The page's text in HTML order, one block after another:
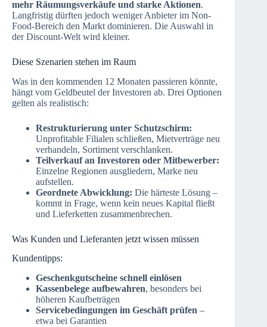
mehr Räumungsverkäufe und starke Aktionen.
Langfristig dürften jedoch weniger Anbieter im Non-
Food-Bereich den Markt dominieren. Die Auswahl in
der Discount-Welt wird kleiner.
Diese Szenarien stehen im Raum
Was in den kommenden 12 Monaten passieren könnte,
hängt vom Geldbeutel der Investoren ab. Drei Optionen
gelten als realistisch:
Restrukturierung unter Schutzschirm:
Unprofitable Filialen schließen, Mietverträge neu
verhandeln, Sortiment verschlanken.
Teilverkauf an Investoren oder Mitbewerber:
Einzelne Regionen ausgliedern, Marke neu
aufstellen.
Geordnete Abwicklung: Die härteste Lösung –
kommt in Frage, wenn kein neues Kapital fließt
und Lieferketten zusammenbrechen.
Was Kunden und Lieferanten jetzt wissen müssen
Kundentipps:
Geschenkgutscheine schnell einlösen
Kassenbelege aufbewahren, besonders bei
höheren Kaufbeträgen
Servicebedingungen im Geschäft prüfen –
etwa bei Garantien